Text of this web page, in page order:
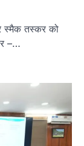
स्मैक तस्कर को
–…